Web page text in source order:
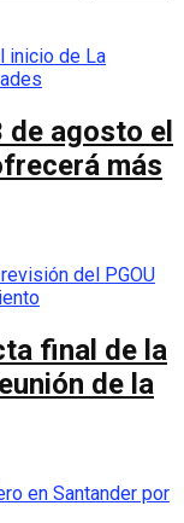
agosto el
más
final de la
de la